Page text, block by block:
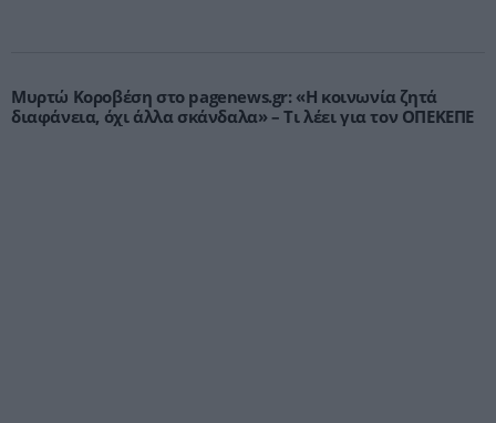
Μυρτώ Κοροβέση στο pagenews.gr: «Η κοινωνία ζητά
διαφάνεια, όχι άλλα σκάνδαλα» – Τι λέει για τον ΟΠΕΚΕΠΕ